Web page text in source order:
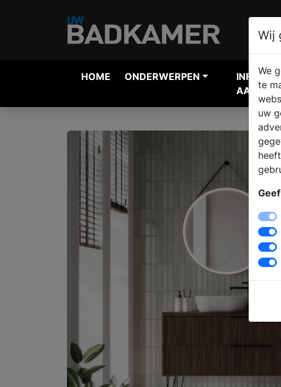
HOME ONDERWERPEN
Wij
We
te
uw